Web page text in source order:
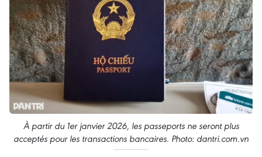
À partir du 1er janvier 2026, les passeports ne seront plus
acceptés pour les transactions bancaires. Photo: dantri.com.vn